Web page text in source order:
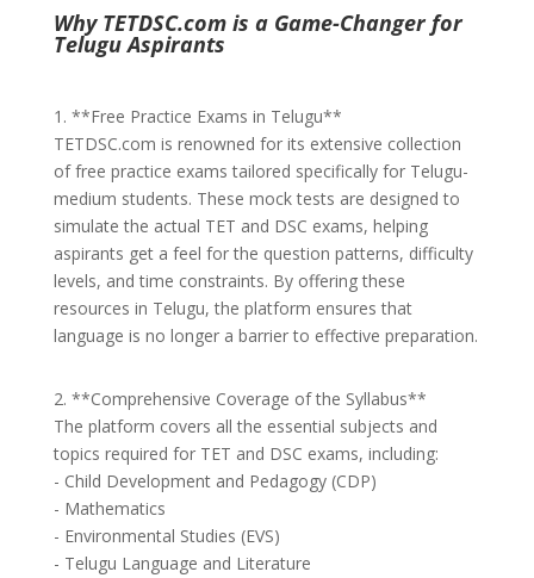
Why TETDSC.com is a Game-Changer for
Telugu Aspirants
1. **Free Practice Exams in Telugu**
TETDSC.com is renowned for its extensive collection
of free practice exams tailored specifically for Telugu-
medium students. These mock tests are designed to
simulate the actual TET and DSC exams, helping
aspirants get a feel for the question patterns, difficulty
levels, and time constraints. By offering these
resources in Telugu, the platform ensures that
language is no longer a barrier to effective preparation.
2. **Comprehensive Coverage of the Syllabus**
The platform covers all the essential subjects and
topics required for TET and DSC exams, including:
- Child Development and Pedagogy (CDP)
- Mathematics
- Environmental Studies (EVS)
- Telugu Language and Literature